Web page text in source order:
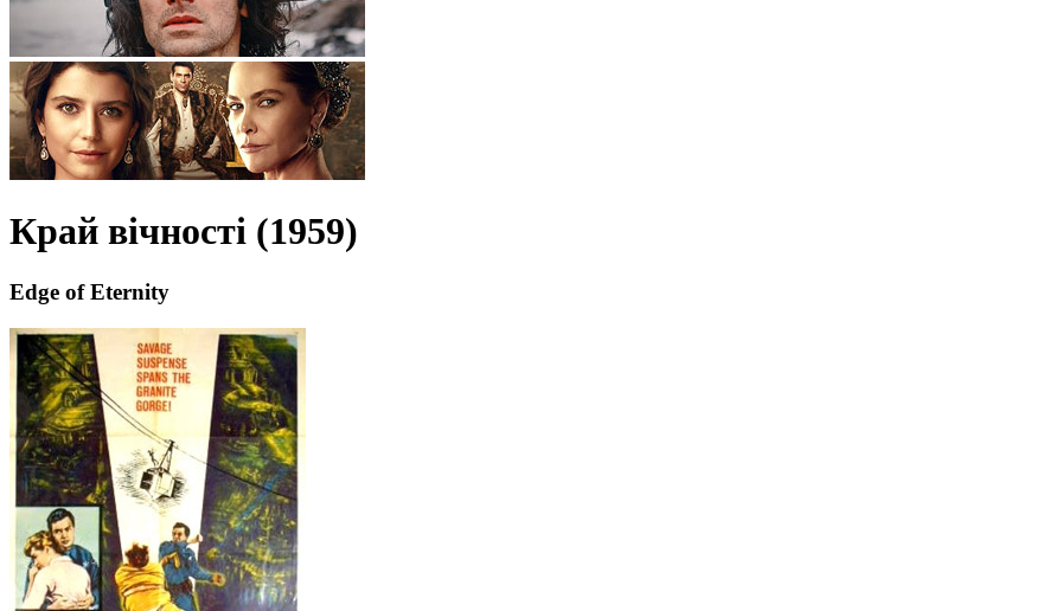
Край вічності (1959)
Edge of Eternity